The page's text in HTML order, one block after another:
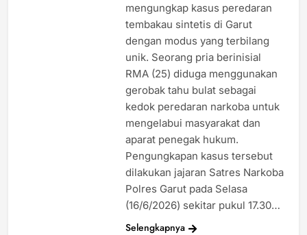
mengungkap kasus peredaran
tembakau sintetis di Garut
dengan modus yang terbilang
unik. Seorang pria berinisial
RMA (25) diduga menggunakan
gerobak tahu bulat sebagai
kedok peredaran narkoba untuk
mengelabui masyarakat dan
aparat penegak hukum.
Pengungkapan kasus tersebut
dilakukan jajaran Satres Narkoba
Polres Garut pada Selasa
(16/6/2026) sekitar pukul 17.30…
Selengkapnya